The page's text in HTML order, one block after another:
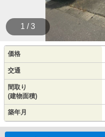
1 / 3
価格
交通
間取り
(建物面積)
築年月